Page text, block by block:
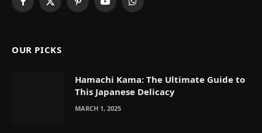
Facebook
X
PinterestYouTubeWhatsApp
OUR PICKS
Hamachi Kama: The Ultimate Guide to
This Japanese Delicacy
MARCH 1, 2025